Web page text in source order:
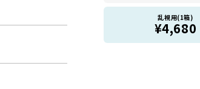
乱視用(1箱)
¥4,680